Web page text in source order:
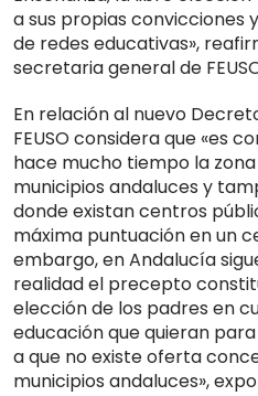
a sus propias
de redes educativas»,
secretaria general de
En relación al nuevo
FEUSO considera que «es
hace mucho tiempo la
municipios andaluces y
donde existan centros
máxima puntuación en un
embargo, en Andalucía
realidad el precepto
elección de los padres en
educación que quieran para
a que no existe oferta
municipios andaluces»,